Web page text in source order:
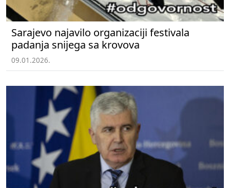
Sarajevo najavilo organizaciji festivala
padanja snijega sa krovova
09.01.2026.